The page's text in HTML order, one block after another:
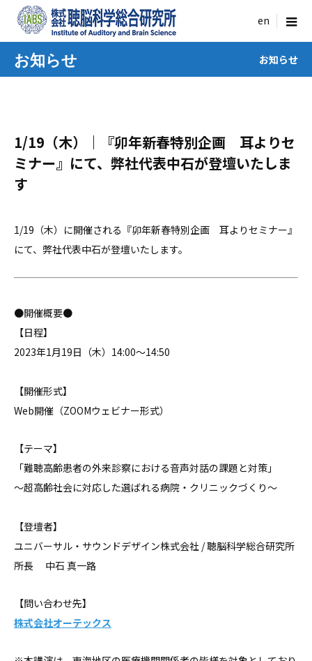
menu
お知らせ お知らせ
1/19（木）｜『卯年新春特別企画 耳よりセ
ミナー』にて、弊社代表中石が登壇いたしま
す
1/19（木）に開催される『卯年新春特別企画 耳よりセミナー』
にて、弊社代表中石が登壇いたします。
●開催概要●
【日程】
2023年1月19日（木）14:00〜14:50
【開催形式】
Web開催（ZOOMウェビナー形式）
【テーマ】
「難聴高齢患者の外来診察における音声対話の課題と対策」
〜超高齢社会に対応した選ばれる病院・クリニックづくり〜
【登壇者】
ユニバーサル・サウンドデザイン株式会社 / 聴脳科学総合研究所
所長 中石 真一路
【問い合わせ先】
株式会社オーテックス